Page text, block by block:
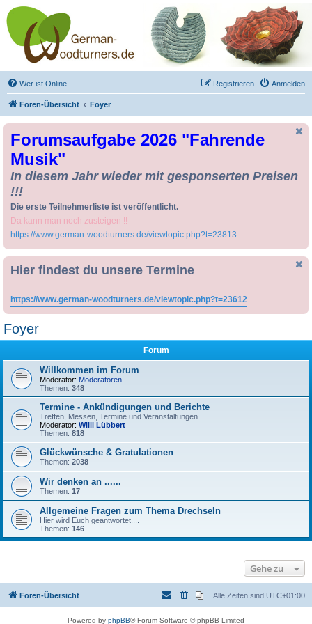
Drechseln und
Kunsthandwerk -
German-Woodturners
*Forum Sauerland*
Der Treffpunkt für Drechsler und Freunde des Kunsthandwerks
Wer ist Online Anmelden
Registrieren
Foren-Übersicht Foyer
Forumsaufgabe 2026 "Fahrende
Musik"
In diesem Jahr wieder mit gesponserten Preisen
!!!
Die erste Teilnehmerliste ist veröffentlicht.
Da kann man noch zusteigen !!
https://www.german-woodturners.de/viewtopic.php?t=23813
Hier findest du unsere Termine
https://www.german-woodturners.de/viewtopic.php?t=23612
Foyer
Forum
Willkommen im Forum
Moderator: Moderatoren
Themen: 348
Termine - Ankündigungen und Berichte
Treffen, Messen, Termine und Veranstaltungen
Moderator: Willi Lübbert
Themen: 818
Glückwünsche & Gratulationen
Themen: 2038
Wir denken an ......
Themen: 17
Allgemeine Fragen zum Thema Drechseln
Hier wird Euch geantwortet....
Themen: 146
Gehe zu
Foren-Übersicht Alle Zeiten sind UTC+01:00
Powered by phpBB® Forum Software © phpBB Limited